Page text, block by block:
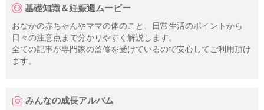
基礎知識＆妊娠週ムービー
おなかの赤ちゃんやママの体のこと、日常生活のポイントから
日々の注意点まで分かりやすく解説します。
全ての記事が専門家の監修を受けているので安心してご利用頂け
ます。
みんなの成長アルバム